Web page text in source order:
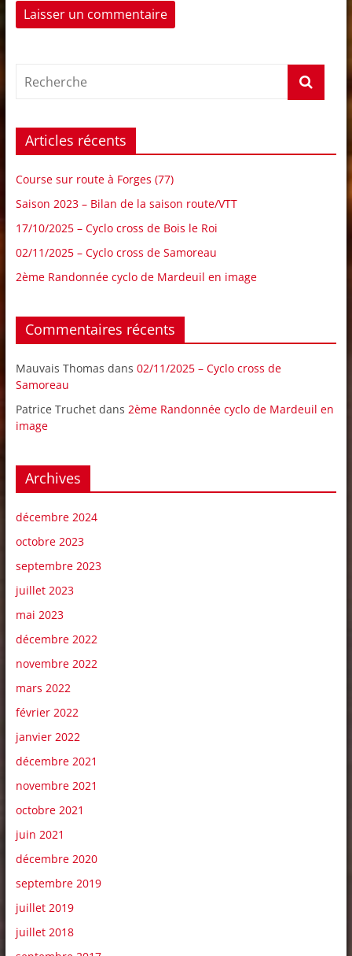
Articles récents
Course sur route à Forges (77)
Saison 2023 – Bilan de la saison route/VTT
17/10/2025 – Cyclo cross de Bois le Roi
02/11/2025 – Cyclo cross de Samoreau
2ème Randonnée cyclo de Mardeuil en image
Commentaires récents
Mauvais Thomas dans 02/11/2025 – Cyclo cross de
Samoreau
Patrice Truchetdans 2ème Randonnée cyclo de Mardeuil en
image
Archives
décembre 2024
octobre 2023
septembre 2023
juillet 2023
mai 2023
décembre 2022
novembre 2022
mars 2022
février 2022
janvier 2022
décembre 2021
novembre 2021
octobre 2021
juin 2021
décembre 2020
septembre 2019
juillet 2019
juillet 2018